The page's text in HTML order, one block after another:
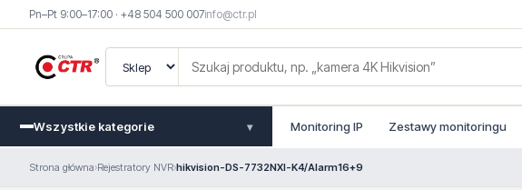
Pn–Pt 9:00–17:00 · +48 504 500 007info@ctr.pl
Wszystkie kategorie ▾ Monitoring IP Zestawy monitoringu
Strona główna›Rejestratory NVR›hikvision-DS-7732NXI-K4/Alarm16+9